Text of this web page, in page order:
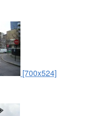
[700x524]